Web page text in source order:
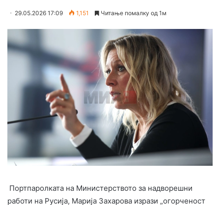
29.05.2026 17:09 1,151 Читање помалку од 1м
Портпаролката на Министерството за надворешни
работи на Русија, Марија Захарова изрази „огорченост